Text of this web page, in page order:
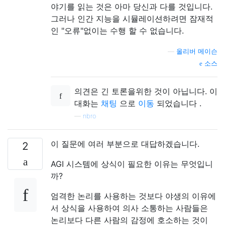
야기를 읽는 것은 아마 당신과 다를 것입니다.
그러나 인간 지능을 시뮬레이션하려면 잠재적
인 "오류"없이는 수행 할 수 없습니다.
올리버 메이슨
소스
의견은 긴 토론을위한 것이 아닙니다. 이
대화는 채팅 으로 이동 되었습니다 .
nbro
2
이 질문에 여러 부분으로 대답하겠습니다.
AGI 시스템에 상식이 필요한 이유는 무엇입니
까?
엄격한 논리를 사용하는 것보다 야생의 이유에
서 상식을 사용하여 의사 소통하는 사람들은
논리보다 다른 사람의 감정에 호소하는 것이